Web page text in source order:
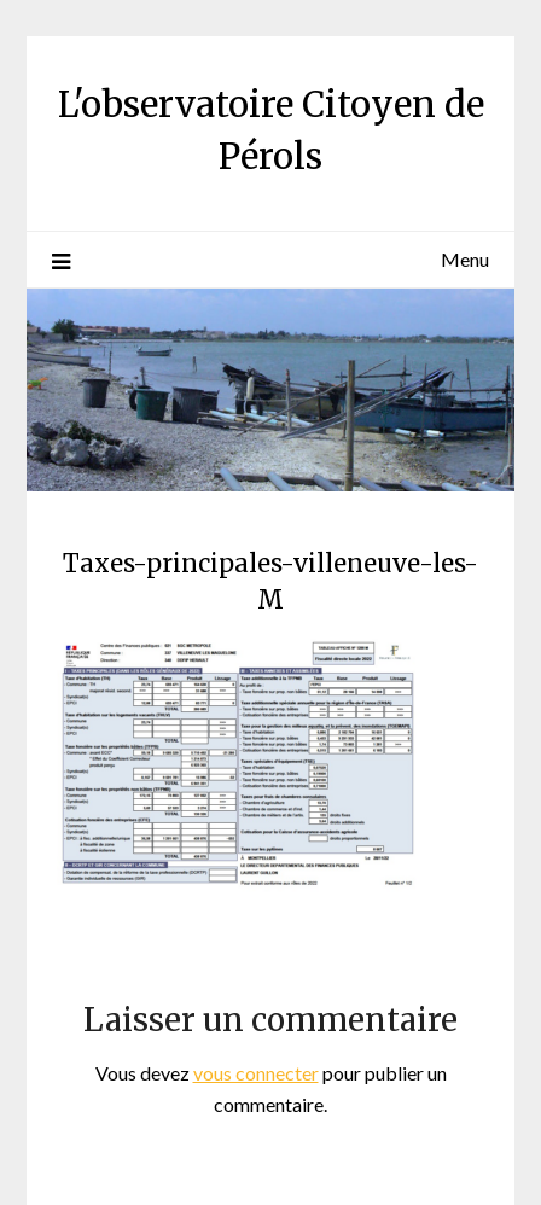
L'observatoire Citoyen de
Pérols
Menu
Taxes-principales-villeneuve-les-
M
Laisser un commentaire
Vous devezvous connecterpour publier un
commentaire.